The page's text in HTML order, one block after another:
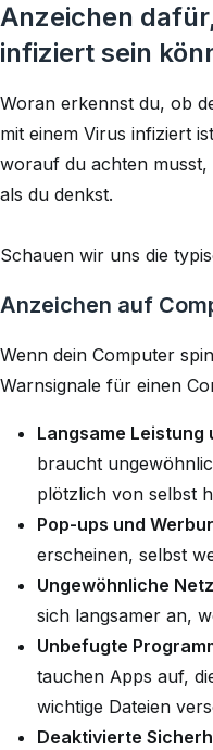
Anzeichen
infiziert sein
Woran erkennst du, ob
mit einem Virus infiziert
worauf du achten musst,
als du denkst.
Schauen wir uns die
Anzeichen auf
Wenn dein Computer
Warnsignale für einen
Langsame Leistung
braucht
plötzlich von selbst
Pop-ups und
erscheinen, selbst
Ungewöhnliche
sich langsamer an,
Unbefugte
tauchen Apps auf,
wichtige Dateien
Deaktivierte